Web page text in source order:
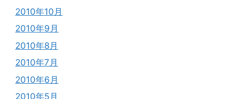
2010年10月
2010年9月
2010年8月
2010年7月
2010年6月
2010年5月